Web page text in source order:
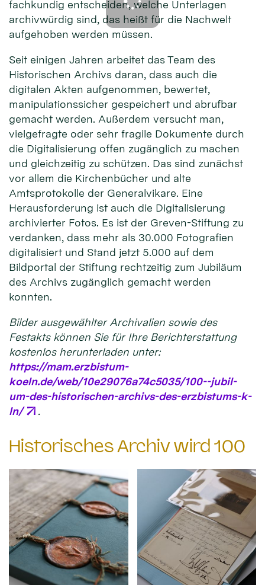
fachkundig entscheiden, welche Unterlagen
archivwürdig sind, das heißt für die Nachwelt
aufgehoben werden müssen.
Seit einigen Jahren arbeitet das Team des
Historischen Archivs daran, dass auch die
digitalen Akten aufgenommen, bewertet,
manipulationssicher gespeichert und abrufbar
gemacht werden. Außerdem versucht man,
vielgefragte oder sehr fragile Dokumente durch
die Digitalisierung offen zugänglich zu machen
und gleichzeitig zu schützen. Das sind zunächst
vor allem die Kirchenbücher und alte
Amtsprotokolle der Generalvikare. Eine
Herausforderung ist auch die Digitalisierung
archivierter Fotos. Es ist der Greven-Stiftung zu
verdanken, dass mehr als 30.000 Fotografien
digitalisiert und Stand jetzt 5.000 auf dem
Bildportal der Stiftung rechtzeitig zum Jubiläum
des Archivs zugänglich gemacht werden
konnten.
Bilder ausgewählter Archivalien sowie des
Festakts können Sie für Ihre Berichterstattung
kostenlos herunterladen unter:
https://mam.erzbistum-
koeln.de/web/10e29076a74c5035/100--jubil-
um-des-historischen-archivs-des-erzbistums-k-
ln/
.
Historisches Archiv wird 100